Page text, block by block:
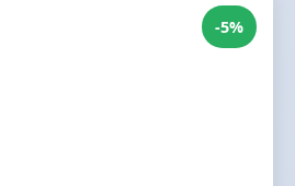
-5%